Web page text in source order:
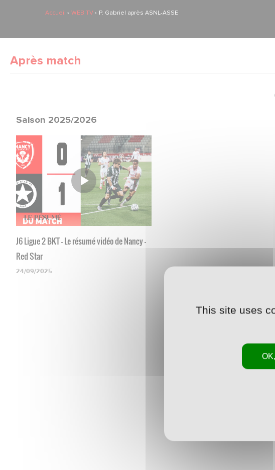
Accueil WEB TV P. Gabriel après ASNL-ASSE
Après match
Saison 2025/2026
J6 Ligue 2 BKT - Le résumé vidéo de Nancy -
Red Star
24/09/2025
This site uses